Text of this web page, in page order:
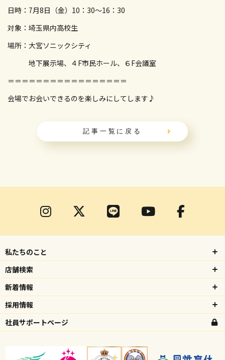
日時：7月8日（金）10：30～16：30
対象：埼玉県内高校生
場所：大宮ソニックシティ
地下展示場、４F市民ホール、６F会議室
＝＝＝＝＝＝＝＝＝＝＝＝＝＝＝＝＝
会場でお会いできるのを楽しみにしてします♪
記事一覧に戻る
私たちのこと
店舗検索
新着情報
採用情報
社員サポートページ